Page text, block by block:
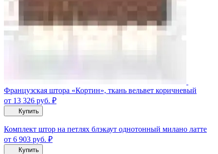
Французская штора «Кортин», ткань вельвет коричневый
от 13 326 руб. ₽
Купить
Комплект штор на петлях блэкаут однотонный милано латте
от 6 903 руб. ₽
Купить